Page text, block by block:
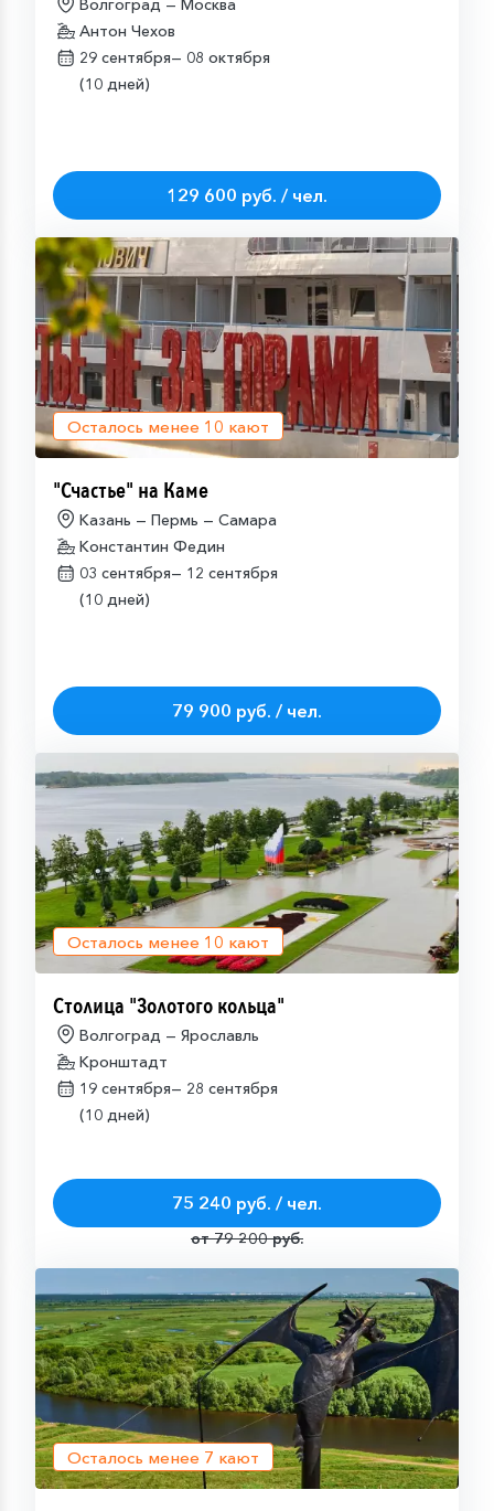
Волгоград — Москва
Антон Чехов
29 сентября— 08 октября
(10 дней)
129 600 руб. / чел.
Осталось менее 10 кают
"Счастье" на Каме
Казань — Пермь — Самара
Константин Федин
03 сентября— 12 сентября
(10 дней)
79 900 руб. / чел.
Осталось менее 10 кают
Столица "Золотого кольца"
Волгоград — Ярославль
Кронштадт
19 сентября— 28 сентября
(10 дней)
75 240 руб. / чел.
от 79 200 руб.
Осталось менее 7 кают